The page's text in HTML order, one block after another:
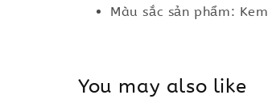
Màu sắc sản phẩm: Kem
You may also like